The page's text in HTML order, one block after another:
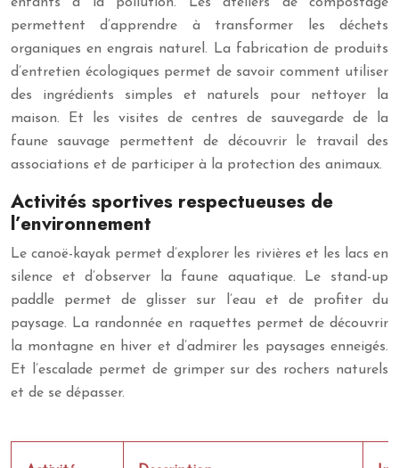
permettent d’apprendre à transformer les déchets
organiques en engrais naturel. La fabrication de produits
d’entretien écologiques permet de savoir comment utiliser
des ingrédients simples et naturels pour nettoyer la
maison. Et les visites de centres de sauvegarde de la
faune sauvage permettent de découvrir le travail des
associations et de participer à la protection des animaux.
Activités sportives respectueuses de
l’environnement
Le canoë-kayak permet d’explorer les rivières et les lacs en
silence et d’observer la faune aquatique. Le stand-up
paddle permet de glisser sur l’eau et de profiter du
paysage. La randonnée en raquettes permet de découvrir
la montagne en hiver et d’admirer les paysages enneigés.
Et l’escalade permet de grimper sur des rochers naturels
et de se dépasser.